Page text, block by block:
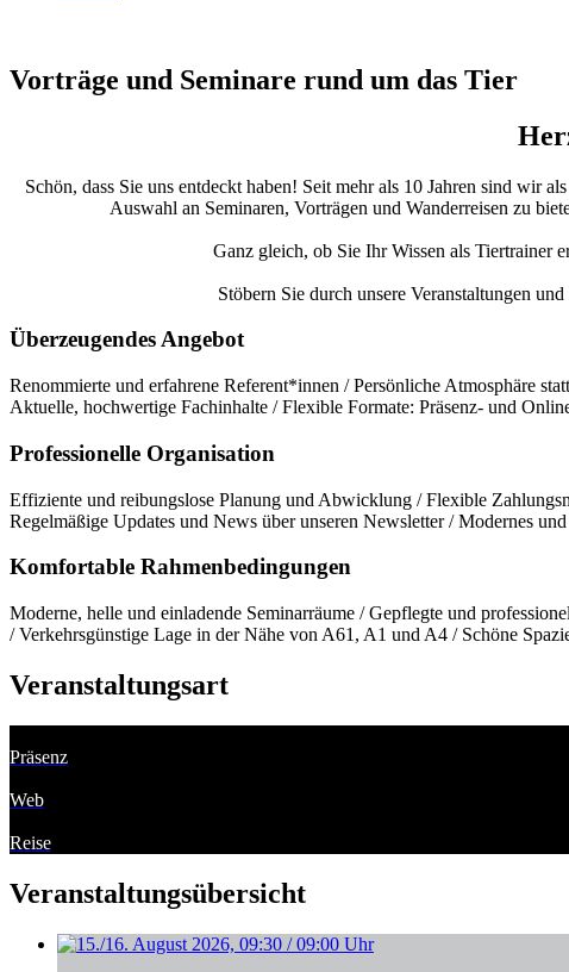
Vorträge und Seminare rund um das Tier
Schön, dass Sie uns entdeckt haben! Seit mehr als 10 Jahren sind wir
Auswahl an Seminaren, Vorträgen und Wanderreisen zu
Ganz gleich, ob Sie Ihr Wissen als Tiertrainer
Stöbern Sie durch unsere Veranstaltungen
Überzeugendes Angebot
Renommierte und erfahrene Referent*innen / Persönliche Atmosphäre
Aktuelle, hochwertige Fachinhalte / Flexible Formate: Präsenz- und
Professionelle Organisation
Effiziente und reibungslose Planung und Abwicklung / Flexible
Regelmäßige Updates und News über unseren Newsletter / Modernes
Komfortable Rahmenbedingungen
Moderne, helle und einladende Seminarräume / Gepflegte und
/ Verkehrsgünstige Lage in der Nähe von A61, A1 und A4 / Schöne
Veranstaltungsart
Präsenz
Web
Reise
Veranstaltungsübersicht